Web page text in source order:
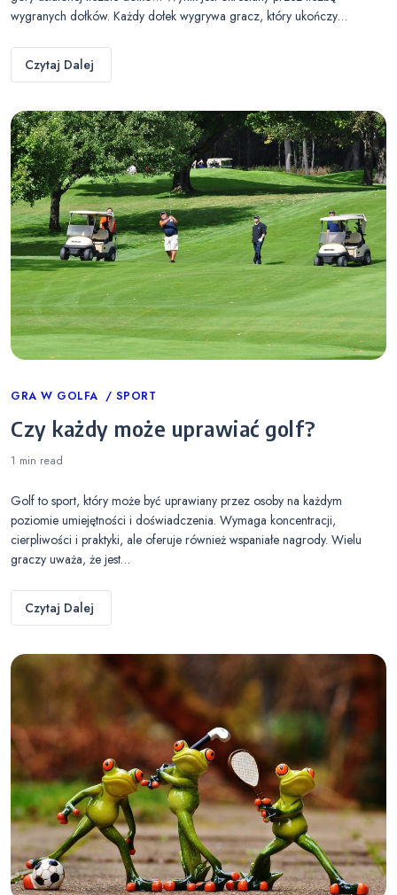
wygranych dołków. Każdy dołek wygrywa gracz, który ukończy…
Czytaj Dalej
Categories
GRA W GOLFA SPORT
Czy każdy może uprawiać golf?
1 min read
Golf to sport, który może być uprawiany przez osoby na każdym
poziomie umiejętności i doświadczenia. Wymaga koncentracji,
cierpliwości i praktyki, ale oferuje również wspaniałe nagrody. Wielu
graczy uważa, że jest…
Czytaj Dalej